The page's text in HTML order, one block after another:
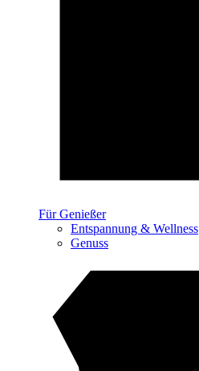
Für Genießer
Entspannung & Wellness
Genuss